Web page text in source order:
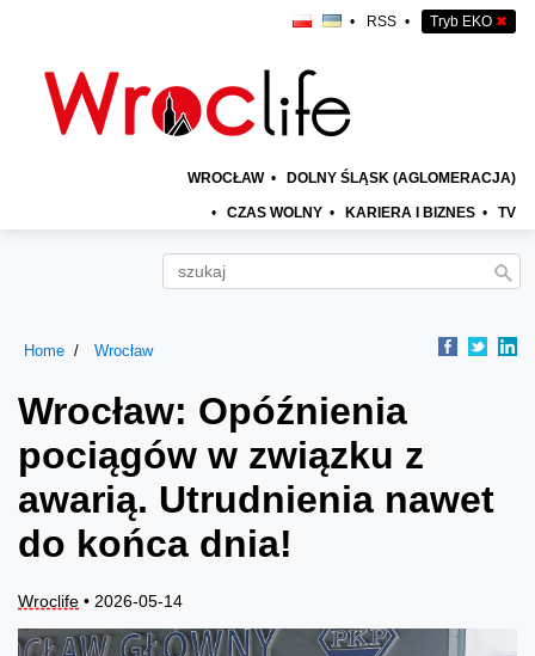
• RSS • Tryb EKO ✖
WROCŁAW • DOLNY ŚLĄSK (AGLOMERACJA)
• CZAS WOLNY • KARIERA I BIZNES • TV
Home Wrocław
Wrocław: Opóźnienia
pociągów w związku z
awarią. Utrudnienia nawet
do końca dnia!
Wroclife • 2026-05-14